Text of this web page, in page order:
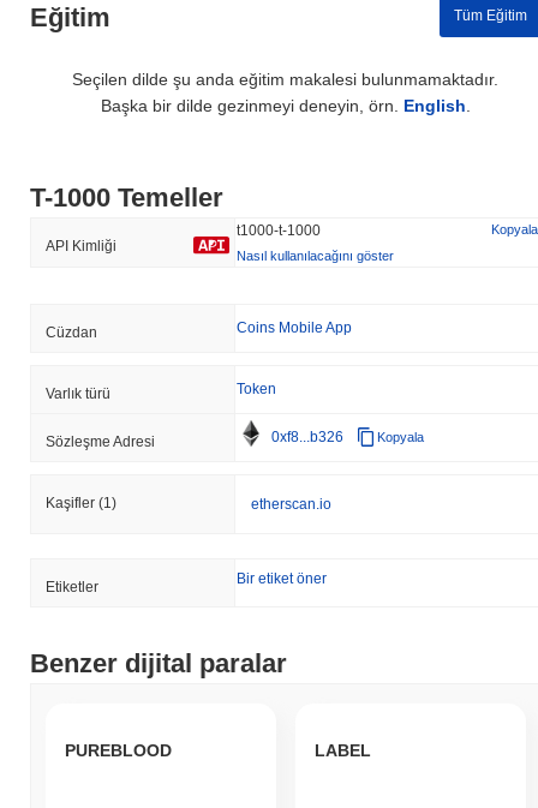
Eğitim Tüm Eğitim
Seçilen dilde şu anda eğitim makalesi bulunmamaktadır.
Başka bir dilde gezinmeyi deneyin, örn. English
T-1000 Temeller
API Kimliği
t1000-t-1000
Kopyala
Nasıl kullanılacağını göster
Cüzdan Coins Mobile App
Varlık türü Token
Sözleşme Adresi 0xf8...b326 Kopyala
Kaşifler (1) etherscan.io
Etiketler Bir etiket öner
Benzer dijital paralar
PUREBLOOD LABEL